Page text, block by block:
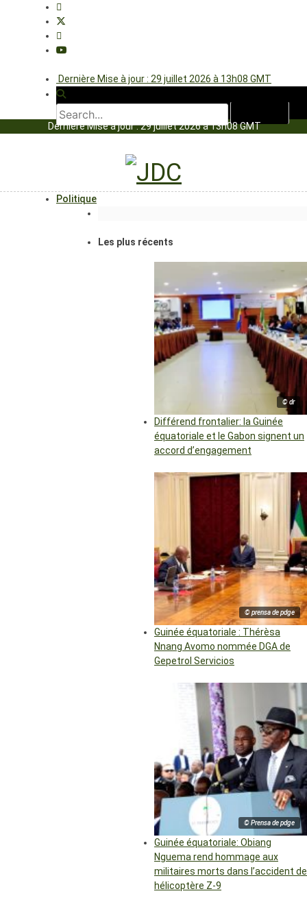
Dernière Mise à jour : 29 juillet 2026 à 13h08 GMT
Dernière Mise à jour : 29 juillet 2026 à 13h08 GMT
Politique
Les plus récents
© dr
Différend frontalier: la Guinée
équatoriale et le Gabon signent un
accord d’engagement
© prensa de pdge
Guinée équatoriale : Thérèsa
Nnang Avomo nommée DGA de
Gepetrol Servicios
© Prensa de pdge
Guinée équatoriale: Obiang
Nguema rend hommage aux
militaires morts dans l’accident de
hélicoptère Z-9